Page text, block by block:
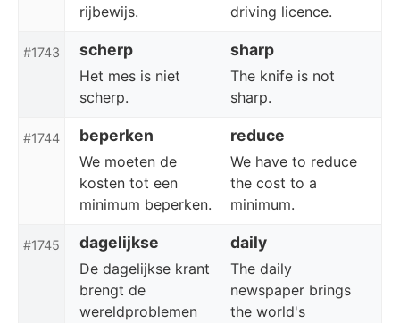
rijbewijs.
driving licence.
#1743 scherp sharp
Het mes is niet
scherp.
The knife is not
sharp.
#1744 beperken reduce
We moeten de
kosten tot een
minimum beperken.
We have to reduce
the cost to a
minimum.
#1745 dagelijkse daily
De dagelijkse krant
brengt de
wereldproblemen
The daily
newspaper brings
the world's